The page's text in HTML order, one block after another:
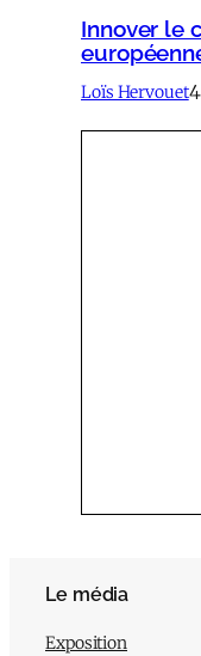
Innover le
Loïs Hervouet
Le média
Exposition